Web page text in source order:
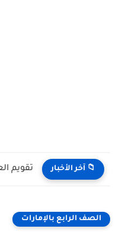
📁 آخر الأخبار
الصف الرابع بالإمارات